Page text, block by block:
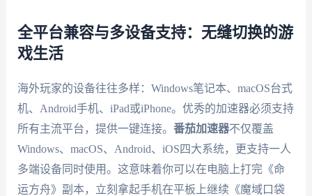
全平台兼容与多设备支持：无缝切换的游
戏生活
海外玩家的设备往往多样：Windows笔记本、macOS台式
机、Android手机、iPad或iPhone。优秀的加速器必须支持
所有主流平台，提供一键连接。 番茄加速器不仅覆盖
Windows、macOS、Android、iOS四大系统，更支持一人
多端设备同时使用。这意味着你可以在电脑上打完《命
运方舟》副本，立刻拿起手机在平板上继续《魔域口袋